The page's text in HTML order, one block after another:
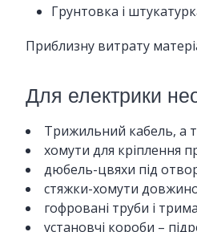
Грунтовка і
Приблизну витрату
Для електрики
Трижильний кабель, а
хомути для кріплення
дюбель-цвяхи під
стяжки-хомути
гофровані труби і
установчі короби –